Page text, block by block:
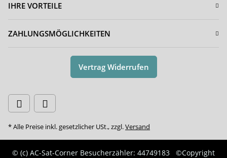
IHRE VORTEILE
ZAHLUNGSMÖGLICHKEITEN
Vertrag Widerrufen
* Alle Preise inkl. gesetzlicher USt., zzgl.Versand
© (c) AC-Sat-Corner Besucherzähler: 44749183 ©Copyright